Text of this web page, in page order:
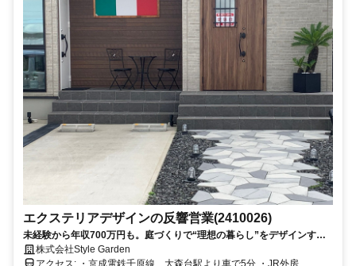
エクステリアデザインの反響営業(2410026)
未経験から年収700万円も。庭づくりで“理想の暮らし”をデザインする
仕事。
株式会社Style Garden